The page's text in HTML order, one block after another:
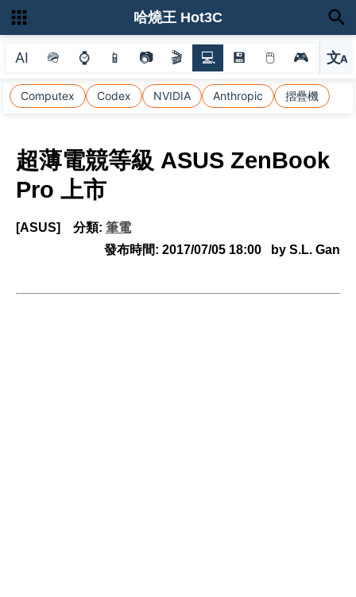
AI 🪖 ⌚ 📱 📷 🎬 💻 💾 🖱 🎮 文A
選
Computex Codex NVIDIA Anthropic 摺疊機
哈燒王 Hot3C
超薄電競等級 ASUS ZenBook
Pro 上市
[ASUS] 分類: 筆電
發布時間: 2017/07/05 18:00 by S.L. Gan